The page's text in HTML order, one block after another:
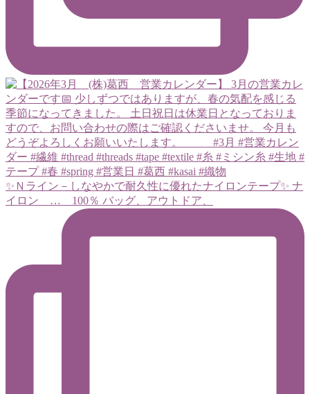
✨Ｎライン－しなやかで耐久性に優れたナイロンテープ✨ ナ
イロン … 100％ バッグ、アウトドア、